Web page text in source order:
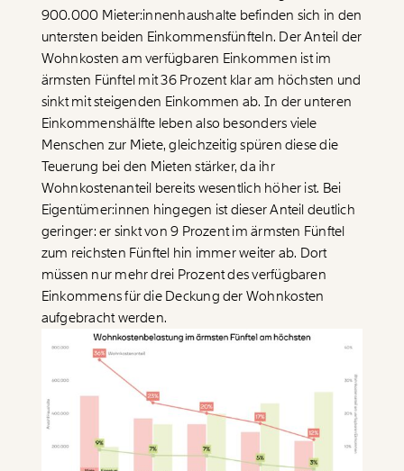
900.000 Mieter:innenhaushalte befinden sich in den
untersten beiden Einkommensfünfteln. Der Anteil der
Wohnkosten am verfügbaren Einkommen ist im
ärmsten Fünftel mit 36 Prozent klar am höchsten und
sinkt mit steigenden Einkommen ab. In der unteren
Einkommenshälfte leben also besonders viele
Menschen zur Miete, gleichzeitig spüren diese die
Teuerung bei den Mieten stärker, da ihr
Wohnkostenanteil bereits wesentlich höher ist. Bei
Eigentümer:innen hingegen ist dieser Anteil deutlich
geringer: er sinkt von 9 Prozent im ärmsten Fünftel
zum reichsten Fünftel hin immer weiter ab. Dort
müssen nur mehr drei Prozent des verfügbaren
Einkommens für die Deckung der Wohnkosten
aufgebracht werden.